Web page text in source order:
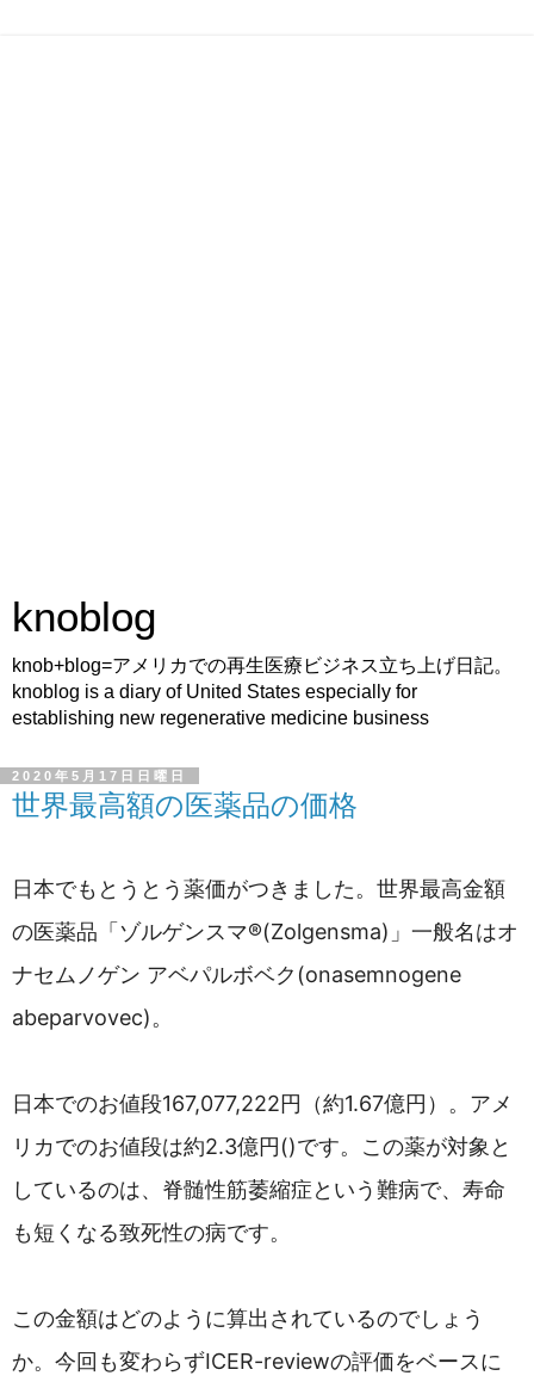
knoblog
knob+blog=アメリカでの再生医療ビジネス立ち上げ日記。
knoblog is a diary of United States especially for
establishing new regenerative medicine business
2020年5月17日日曜日
世界最高額の医薬品の価格
日本でもとうとう薬価がつきました。世界最高金額
の医薬品「ゾルゲンスマ®(Zolgensma)」一般名はオ
ナセムノゲン アベパルボベク(onasemnogene
abeparvovec)。
日本でのお値段167,077,222円（約1.67億円）。アメ
リカでのお値段は約2.3億円()です。この薬が対象と
しているのは、脊髄性筋萎縮症という難病で、寿命
も短くなる致死性の病です。
この金額はどのように算出されているのでしょう
か。今回も変わらずICER-reviewの評価をベースに